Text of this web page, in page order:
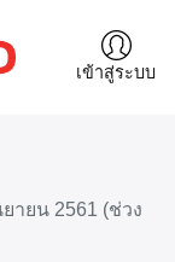
เข้าสู่ระบบ
ายน 2561 (ช่วง